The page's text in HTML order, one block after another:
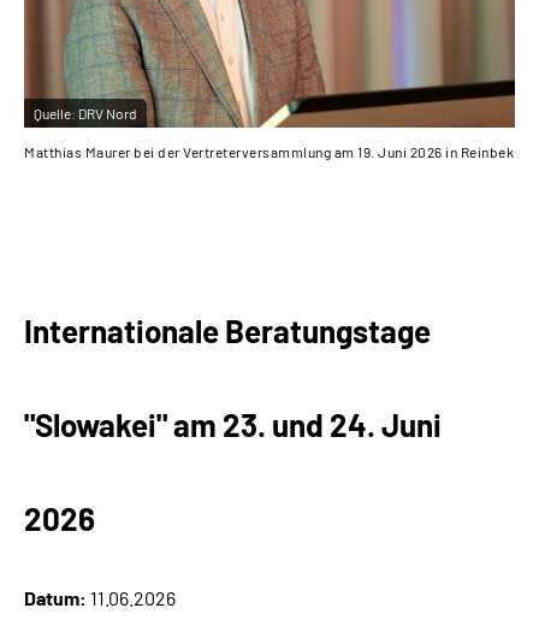
Quelle: DRV Nord
Matthias Maurer bei der Vertreterversammlung am 19. Juni 2026 in Reinbek
Internationale Beratungstage
"Slowakei" am 23. und 24. Juni
2026
Datum: 11.06.2026